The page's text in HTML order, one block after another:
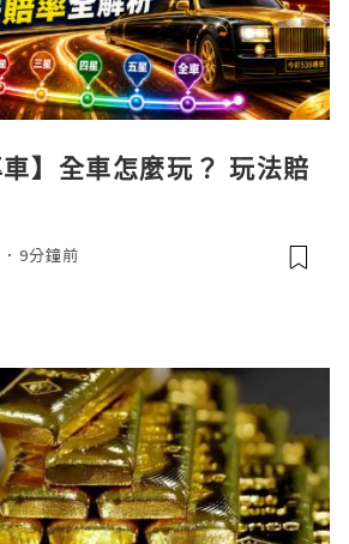
車】全車怎麼玩？ 玩法賠
9分鐘前